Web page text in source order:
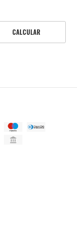
CALCULAR